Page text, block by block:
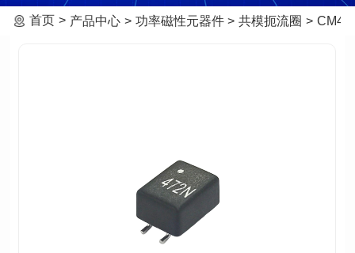
首页 产品中心 功率磁性元器件 共模扼流圈